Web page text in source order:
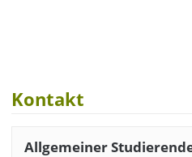
Kontakt
Allgemeiner